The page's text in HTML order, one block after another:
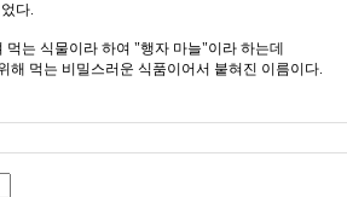
다.
먹는 식물이라 하여 "행자 마늘"이라 하는데
해 먹는 비밀스러운 식품이어서 붙혀진 이름이다.